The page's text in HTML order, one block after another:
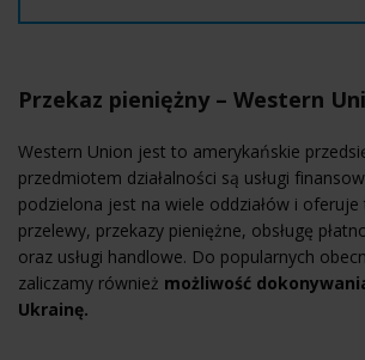
Przekaz pieniężny – Western
Western Union jest to amerykańskie
przedmiotem działalności są usługi
podzielona jest na wiele oddziałów i oferuje
przelewy, przekazy pieniężne, obsługę
oraz usługi handlowe. Do popularnych
zaliczamy również możliwość
Ukrainę.